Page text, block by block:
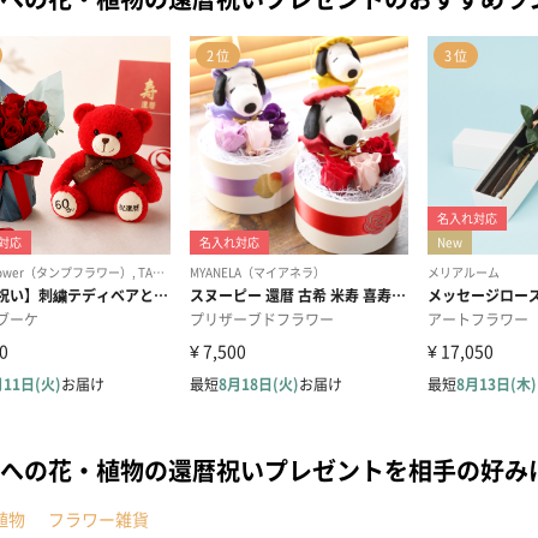
の花・植物の還暦祝いプレゼントを相手の好
物 フラワー雑貨